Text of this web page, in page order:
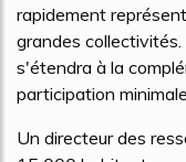
rapidement
grandes
s'étendra à la
participation
Un directeur des